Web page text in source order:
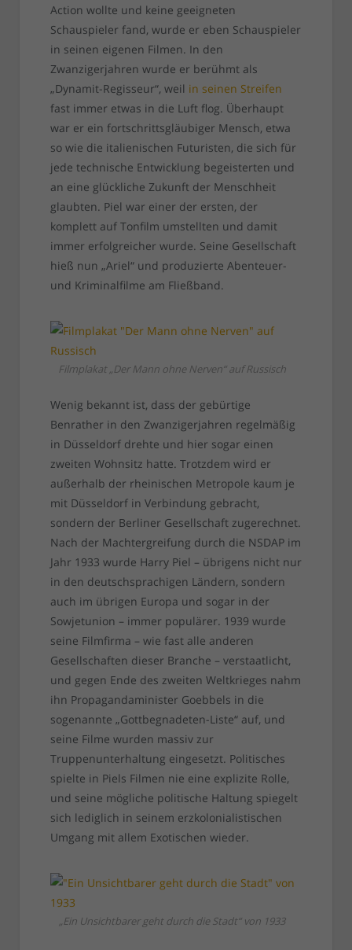
Action wollte und keine geeigneten
Schauspieler fand, wurde er eben Schauspieler
in seinen eigenen Filmen. In den
Zwanzigerjahren wurde er berühmt als
„Dynamit-Regisseur“, weil in seinen Streifen
fast immer etwas in die Luft flog. Überhaupt
war er ein fortschrittsgläubiger Mensch, etwa
so wie die italienischen Futuristen, die sich für
jede technische Entwicklung begeisterten und
an eine glückliche Zukunft der Menschheit
glaubten. Piel war einer der ersten, der
komplett auf Tonfilm umstellten und damit
immer erfolgreicher wurde. Seine Gesellschaft
hieß nun „Ariel“ und produzierte Abenteuer-
und Kriminalfilme am Fließband.
Filmplakat „Der Mann ohne Nerven“ auf Russisch
Wenig bekannt ist, dass der gebürtige
Benrather in den Zwanzigerjahren regelmäßig
in Düsseldorf drehte und hier sogar einen
zweiten Wohnsitz hatte. Trotzdem wird er
außerhalb der rheinischen Metropole kaum je
mit Düsseldorf in Verbindung gebracht,
sondern der Berliner Gesellschaft zugerechnet.
Nach der Machtergreifung durch die NSDAP im
Jahr 1933 wurde Harry Piel – übrigens nicht nur
in den deutschsprachigen Ländern, sondern
auch im übrigen Europa und sogar in der
Sowjetunion – immer populärer. 1939 wurde
seine Filmfirma – wie fast alle anderen
Gesellschaften dieser Branche – verstaatlicht,
und gegen Ende des zweiten Weltkrieges nahm
ihn Propagandaminister Goebbels in die
sogenannte „Gottbegnadeten-Liste“ auf, und
seine Filme wurden massiv zur
Truppenunterhaltung eingesetzt. Politisches
spielte in Piels Filmen nie eine explizite Rolle,
und seine mögliche politische Haltung spiegelt
sich lediglich in seinem erzkolonialistischen
Umgang mit allem Exotischen wieder.
„Ein Unsichtbarer geht durch die Stadt“ von 1933